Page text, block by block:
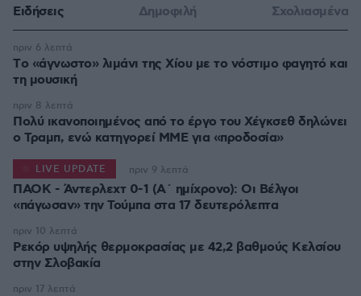
Ειδήσεις Δημοφιλή Σχολιασμένα
Tο «άγνωστο» λιμάνι της Χίου με το νόστιμο φαγητό και
τη μουσική
πριν 6 λεπτά
Πολύ ικανοποιημένος από το έργο του Χέγκσεθ δηλώνει
ο Τραμπ, ενώ κατηγορεί ΜΜΕ για «προδοσία»
πριν 8 λεπτά
ΠΑΟΚ - Άντερλεχτ 0-1 (Α΄ ημίχρονο): Οι Βέλγοι
«πάγωσαν» την Τούμπα στα 17 δευτερόλεπτα
LIVE UPDATE πριν 9 λεπτά
Ρεκόρ υψηλής θερμοκρασίας με 42,2 βαθμούς Κελσίου
στην Σλοβακία
πριν 10 λεπτά
πριν 17 λεπτά